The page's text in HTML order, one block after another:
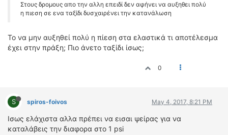
Στους δρομους απο την αλλη επειδί δεν αφήνει να αυξηθει πολύ
η πιεση σε ενα ταξίδι δυσχαιρένει την κατανάλωση
Το να μην αυξηθεί πολύ η πίεση στα ελαστικά τι αποτέλεσμα
έχει στην πράξη; Πιο άνετο ταξίδι ίσως;
0
S spiros-foivos May 4, 2017, 8:21 PM
Ισως ελάχιστα αλλα πρέπει να εισαι ψείρας για να
καταλάβεις την διαφορα στο 1 psi